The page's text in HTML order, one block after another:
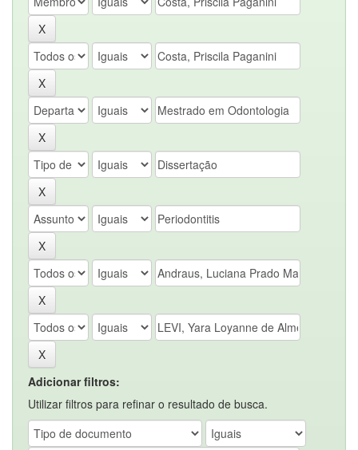
Adicionar filtros:
Utilizar filtros para refinar o resultado de busca.